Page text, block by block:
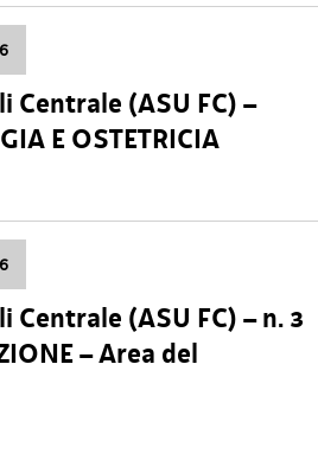
(ASU FC) –
E OSTETRICIA
(ASU FC) – n. 3
– Area del